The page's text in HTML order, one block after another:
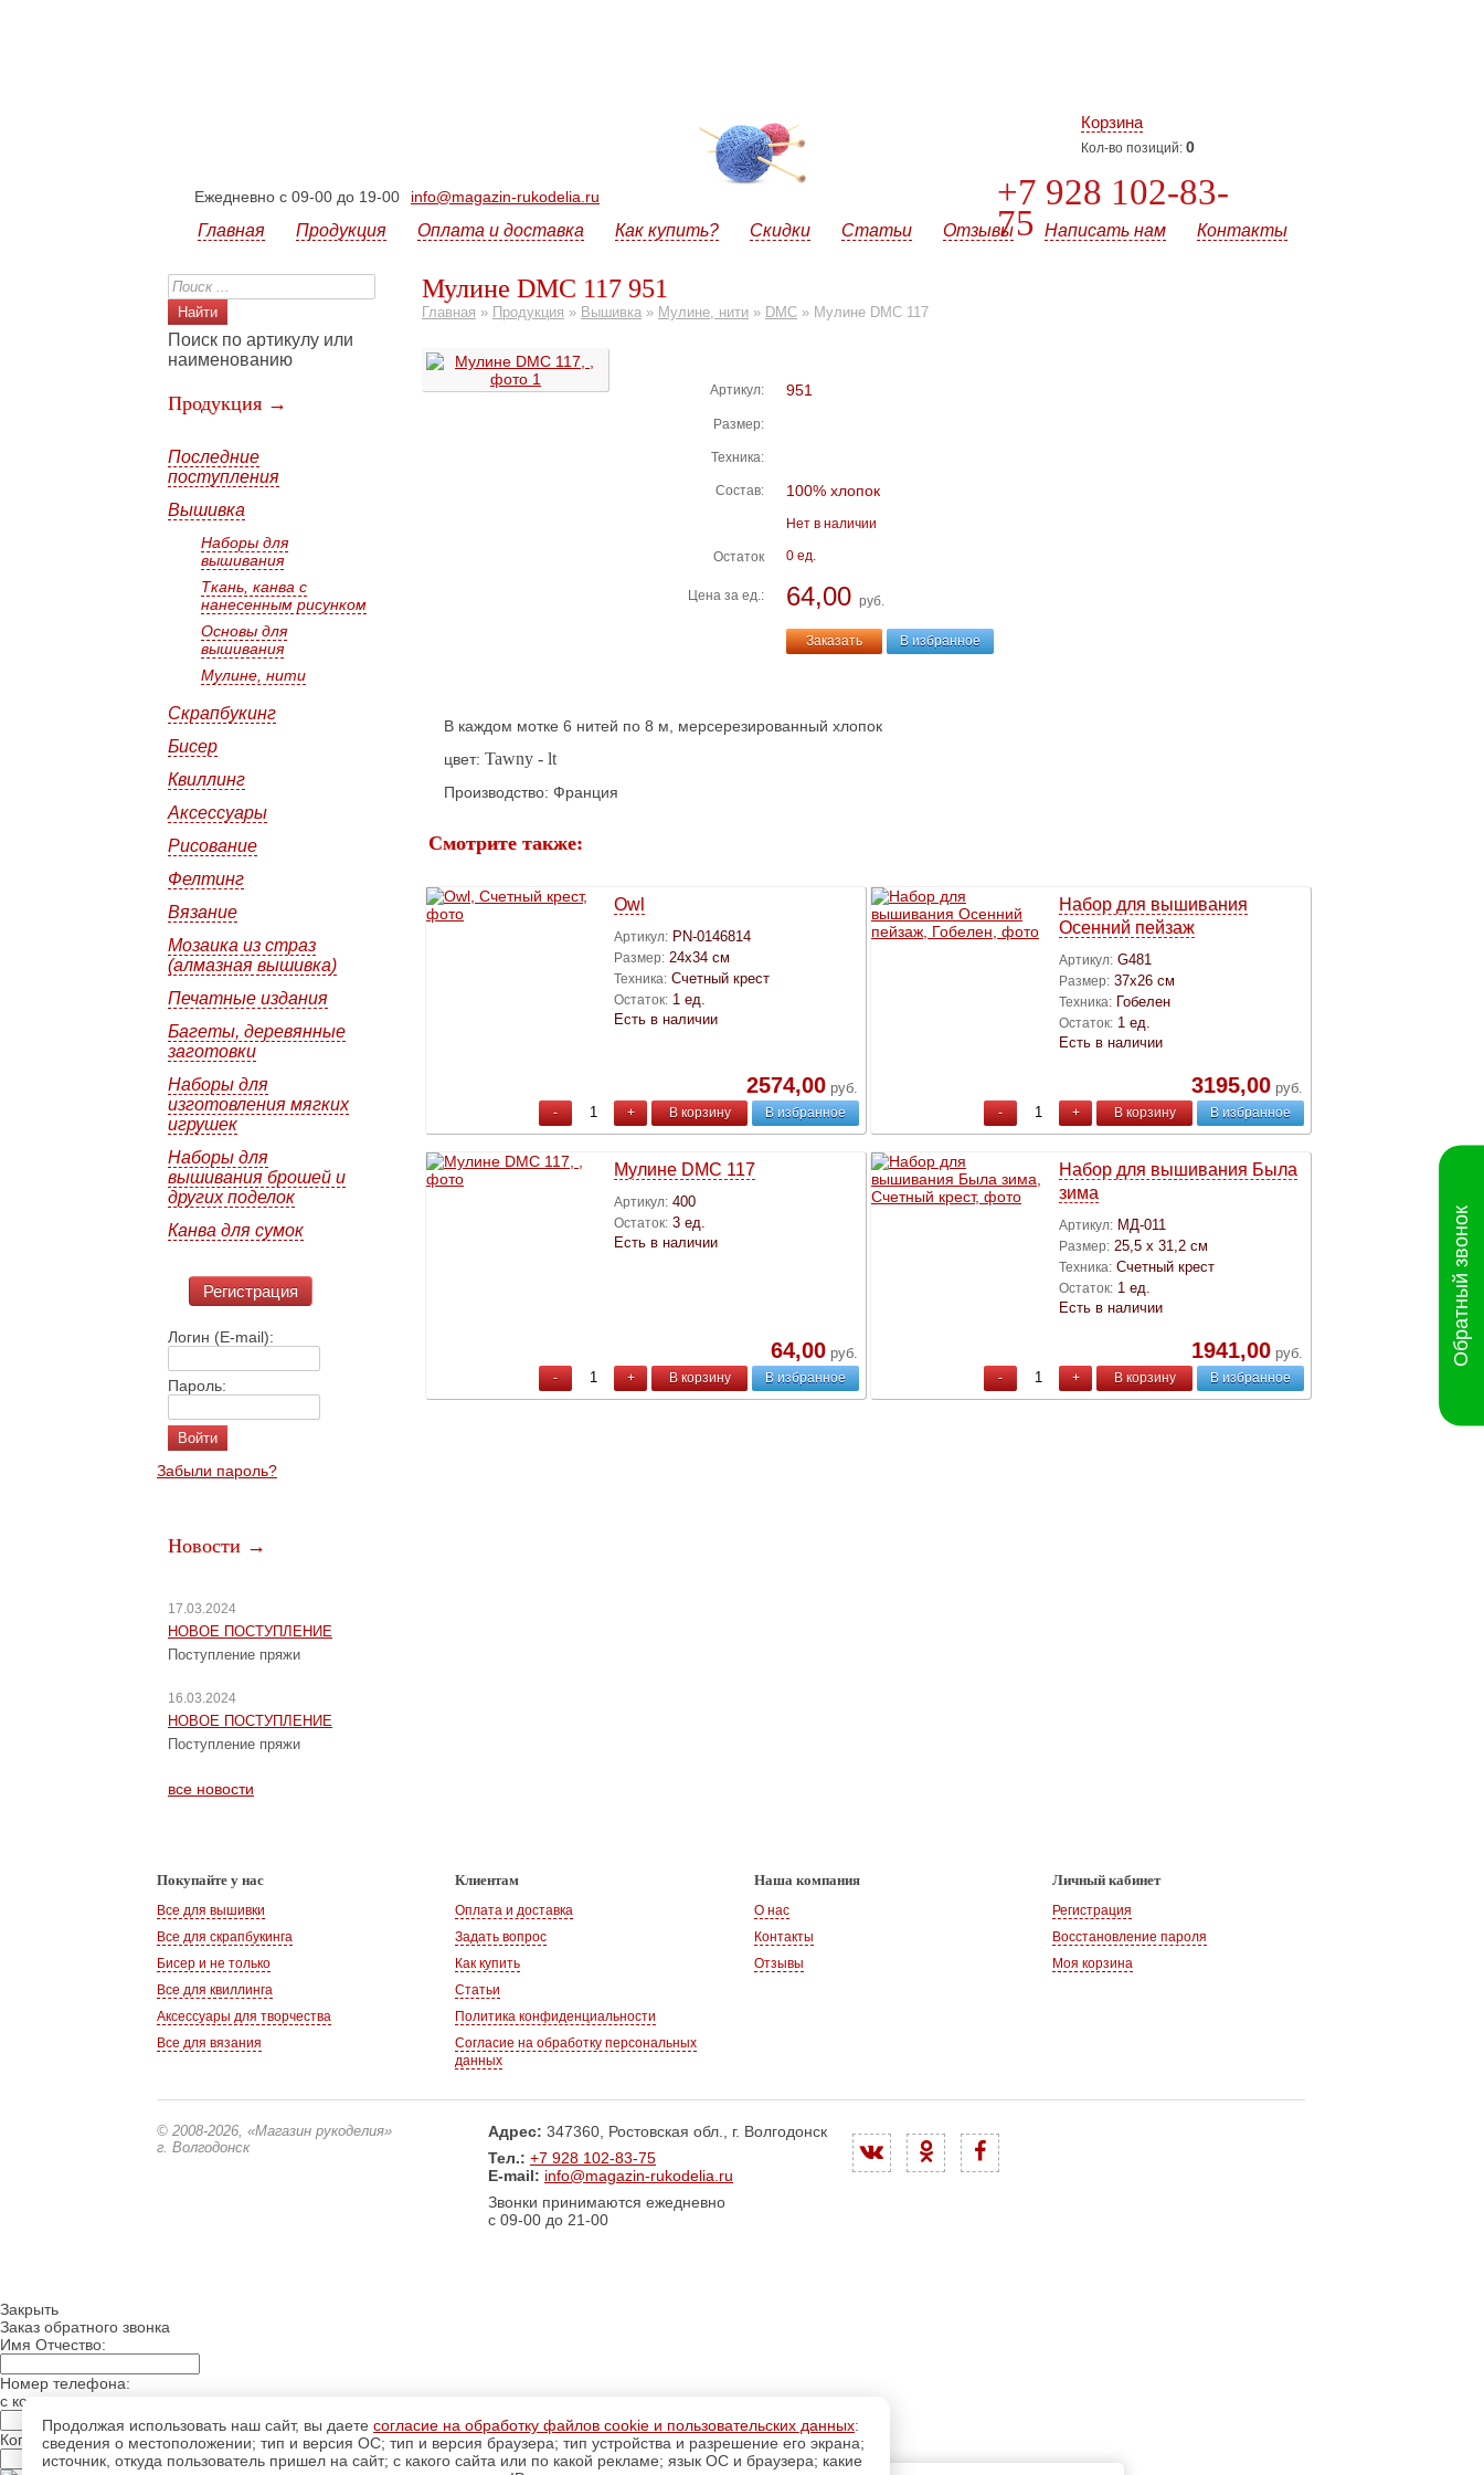
Корзина
Кол-во позиций: 0
+7 928 102-83-
75
Ежедневно с 09-00 до 19-00 info@magazin-rukodelia.ru
Главная Продукция Оплата и доставка Как купить? Скидки Статьи Отзывы Написать нам Контакты
Поиск по артикулу или
наименованию
Продукция →
Последние
поступления
Вышивка
Наборы для
вышивания
Ткань, канва с
нанесенным рисунком
Основы для
вышивания
Мулине, нити
Скрапбукинг
Бисер
Квиллинг
Аксессуары
Рисование
Фелтинг
Вязание
Мозаика из страз
(алмазная вышивка)
Печатные издания
Багеты, деревянные
заготовки
Наборы для
изготовления мягких
игрушек
Наборы для
вышивания брошей и
других поделок
Канва для сумок
Регистрация
Логин (E-mail):
Пароль:
Забыли пароль?
Новости →
17.03.2024
НОВОЕ ПОСТУПЛЕНИЕ
Поступление пряжи
16.03.2024
НОВОЕ ПОСТУПЛЕНИЕ
Поступление пряжи
все новости
Мулине DMC 117 951
Главная » Продукция » Вышивка » Мулине, нити » DMC » Мулине DMC 117
Артикул: 951
Размер:
Техника:
Состав: 100% хлопок
Нет в наличии
Остаток 0 ед.
Цена за ед.: 64,00 руб.
Заказать В избранное
В каждом мотке 6 нитей по 8 м, мерсерезированный хлопок
цвет: Tawny - lt
Производство: Франция
Смотрите также:
Owl
Артикул: PN-0146814
Размер: 24х34 см
Техника: Счетный крест
Остаток: 1 ед.
Есть в наличии
2574,00 руб.
- + В корзину В избранное
Набор для вышивания
Осенний пейзаж
Артикул: G481
Размер: 37х26 см
Техника: Гобелен
Остаток: 1 ед.
Есть в наличии
3195,00 руб.
- + В корзину В избранное
Мулине DMC 117
Артикул: 400
Остаток: 3 ед.
Есть в наличии
64,00 руб.
- + В корзину В избранное
Набор для вышивания Была
зима
Артикул: МД-011
Размер: 25,5 х 31,2 см
Техника: Счетный крест
Остаток: 1 ед.
Есть в наличии
1941,00 руб.
- + В корзину В избранное
Покупайте у нас
Все для вышивки
Все для скрапбукинга
Бисер и не только
Все для квиллинга
Аксессуары для творчества
Все для вязания
Клиентам
Оплата и доставка
Задать вопрос
Как купить
Статьи
Политика конфиденциальности
Согласие на обработку персональных
данных
Наша компания
О нас
Контакты
Отзывы
Личный кабинет
Регистрация
Восстановление пароля
Моя корзина
© 2008-2026, «Магазин рукоделия»
г. Волгодонск
Адрес: 347360, Ростовская обл., г. Волгодонск
Тел.: +7 928 102-83-75
E-mail: info@magazin-rukodelia.ru
Звонки принимаются ежедневно
с 09-00 до 21-00
Обратный звонок
Продолжая использовать наш сайт, вы даете согласие на обработку файлов cookie и пользовательских данных:
сведения о местоположении; тип и версия ОС; тип и версия браузера; тип устройства и разрешение его экрана;
источник, откуда пользователь пришел на сайт; с какого сайта или по какой рекламе; язык ОС и браузера; какие
Закрыть
Заказ обратного звонка
Имя Отчество:
Номер телефона:
с кодом города
Когда позвонить?